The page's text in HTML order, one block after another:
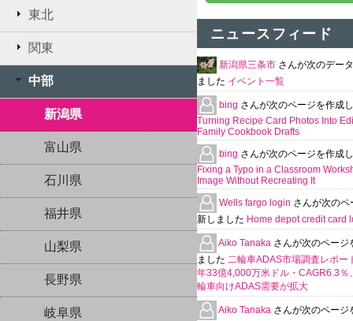
東北
関東
中部
新潟県
富山県
石川県
福井県
山梨県
長野県
岐阜県
ニュースフィード
新潟県三条市 さんが次のデー
ました イベント一覧
bing さんが次のページを作成
Turning Recipe Card Photos Into
Family Cookbook Drafts
bing さんが次のページを作成
Fixing a Typo in a Classroom
Image Without Recreating It
Wells fargo login さんが次のペ
新しました Home depot credit card
Aiko Tanaka さんが次のページ
ました 二輪車ADAS市場調査レポー
年33億4,000万米ドル・CAGR6.3％
輪車向けADAS需要が拡大
Aiko Tanaka さんが次のページ